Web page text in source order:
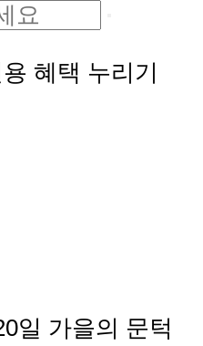
혜택 누리기
일 가을의 문턱